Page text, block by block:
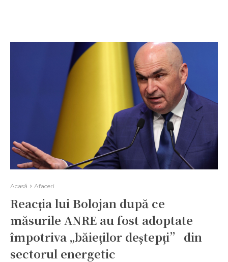
Acasă Afaceri
Reacția lui Bolojan după ce
măsurile ANRE au fost adoptate
împotriva „băieților deștepți” din
sectorul energetic